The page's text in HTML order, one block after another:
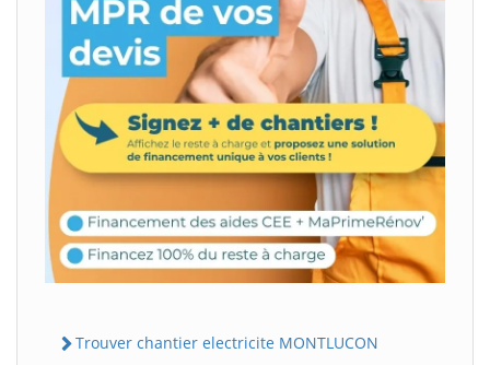
Trouver chantier electricite MONTLUCON